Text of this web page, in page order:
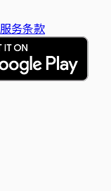
服务条款